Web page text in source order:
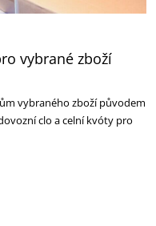
vybrané zboží
vybraného zboží původem
clo a celní kvóty pro